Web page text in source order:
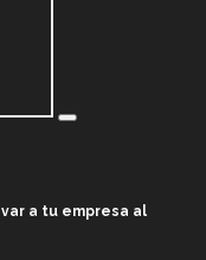
a tu empresa al